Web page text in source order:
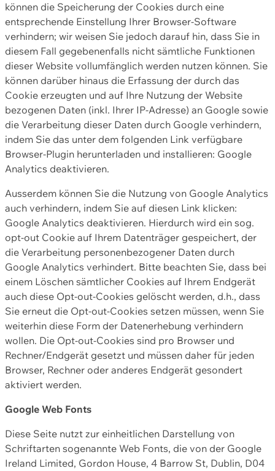
können die Speicherung der Cookies durch eine
entsprechende Einstellung Ihrer Browser-Software
verhindern; wir weisen Sie jedoch darauf hin, dass Sie in
diesem Fall gegebenenfalls nicht sämtliche Funktionen
dieser Website vollumfänglich werden nutzen können. Sie
können darüber hinaus die Erfassung der durch das
Cookie erzeugten und auf Ihre Nutzung der Website
bezogenen Daten (inkl. Ihrer IP-Adresse) an Google sowie
die Verarbeitung dieser Daten durch Google verhindern,
indem Sie das unter dem folgenden Link verfügbare
Browser-Plugin herunterladen und installieren: Google
Analytics deaktivieren.
Ausserdem können Sie die Nutzung von Google Analytics
auch verhindern, indem Sie auf diesen Link klicken:
Google Analytics deaktivieren. Hierdurch wird ein sog.
opt-out Cookie auf Ihrem Datenträger gespeichert, der
die Verarbeitung personenbezogener Daten durch
Google Analytics verhindert. Bitte beachten Sie, dass bei
einem Löschen sämtlicher Cookies auf Ihrem Endgerät
auch diese Opt-out-Cookies gelöscht werden, d.h., dass
Sie erneut die Opt-out-Cookies setzen müssen, wenn Sie
weiterhin diese Form der Datenerhebung verhindern
wollen. Die Opt-out-Cookies sind pro Browser und
Rechner/Endgerät gesetzt und müssen daher für jeden
Browser, Rechner oder anderes Endgerät gesondert
aktiviert werden.
Google Web Fonts
Diese Seite nutzt zur einheitlichen Darstellung von
Schriftarten sogenannte Web Fonts, die von der Google
Ireland Limited, Gordon House, 4 Barrow St, Dublin, D04